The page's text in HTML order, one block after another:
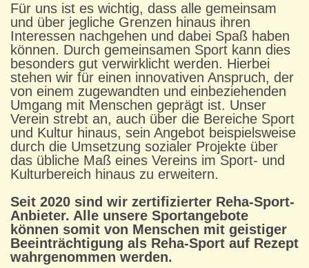
Für uns ist es wichtig, dass alle gemeinsam
und über jegliche Grenzen hinaus ihren
Interessen nachgehen und dabei Spaß haben
können. Durch gemeinsamen Sport kann dies
besonders gut verwirklicht werden. Hierbei
stehen wir für einen innovativen Anspruch, der
von einem zugewandten und einbeziehenden
Umgang mit Menschen geprägt ist. Unser
Verein strebt an, auch über die Bereiche Sport
und Kultur hinaus, sein Angebot beispielsweise
durch die Umsetzung sozialer Projekte über
das übliche Maß eines Vereins im Sport- und
Kulturbereich hinaus zu erweitern.
Seit 2020 sind wir zertifizierter Reha-Sport-
Anbieter. Alle unsere Sportangebote
können somit von Menschen mit geistiger
Beeinträchtigung als Reha-Sport auf Rezept
wahrgenommen werden.